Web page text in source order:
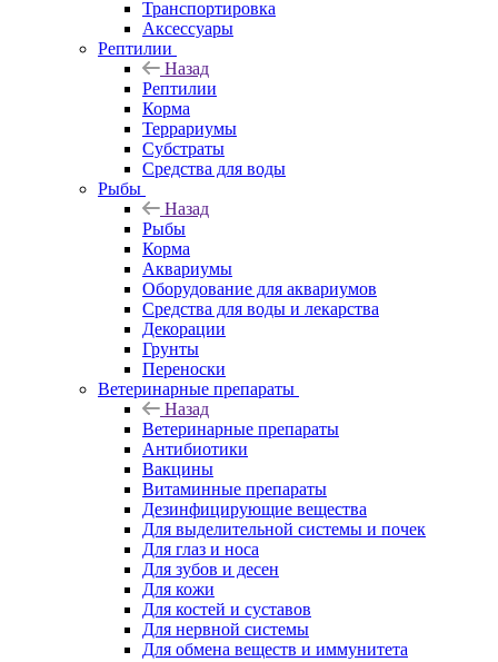
Транспортировка
Аксессуары
Рептилии
Назад
Рептилии
Корма
Террариумы
Субстраты
Средства для воды
Рыбы
Назад
Рыбы
Корма
Аквариумы
Оборудование для аквариумов
Средства для воды и лекарства
Декорации
Грунты
Переноски
Ветеринарные препараты
Назад
Ветеринарные препараты
Антибиотики
Вакцины
Витаминные препараты
Дезинфицирующие вещества
Для выделительной системы и почек
Для глаз и носа
Для зубов и десен
Для кожи
Для костей и суставов
Для нервной системы
Для обмена веществ и иммунитета